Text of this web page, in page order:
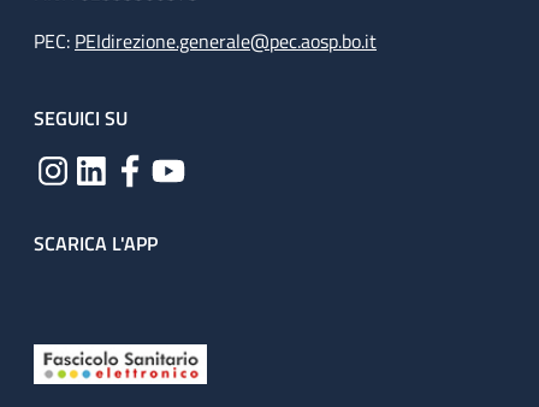
PEC: PEIdirezione.generale@pec.aosp.bo.it
SEGUICI SU
SCARICA L'APP